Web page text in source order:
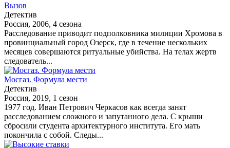
Вызов
Детектив
Россия, 2006, 4 сезона
Расследование приводит подполковника милиции Хромова в
провинциальный город Озерск, где в течение нескольких
месяцев совершаются ритуальные убийства. На телах жертв
следователь...
Мосгаз. Формула мести
Детектив
Россия, 2019, 1 сезон
1977 год. Иван Петрович Черкасов как всегда занят
расследованием сложного и запутанного дела. С крыши
сбросили студента архитектурного института. Его мать
покончила с собой. Следы...